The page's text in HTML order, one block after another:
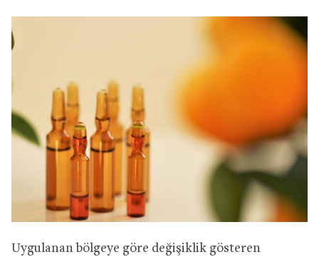
Uygulanan bölgeye göre değişiklik gösteren